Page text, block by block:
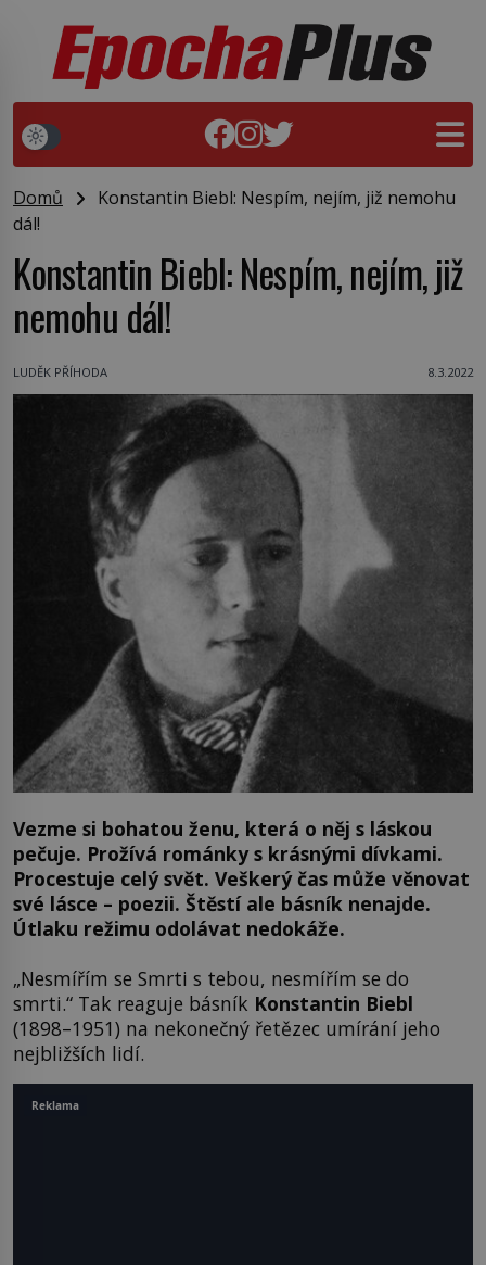
Domů
Konstantin Biebl: Nespím, nejím, již nemohu
dál!
Konstantin Biebl: Nespím, nejím, již
nemohu dál!
LUDĚK PŘÍHODA 8.3.2022
Vezme si bohatou ženu, která o něj s láskou
pečuje. Prožívá románky s krásnými dívkami.
Procestuje celý svět. Veškerý čas může věnovat
své lásce – poezii. Štěstí ale básník nenajde.
Útlaku režimu odolávat nedokáže.
„Nesmířím se Smrti s tebou, nesmířím se do
smrti.“ Tak reaguje básník Konstantin Biebl
(1898–1951) na nekonečný řetězec umírání jeho
nejbližších lidí.
Reklama